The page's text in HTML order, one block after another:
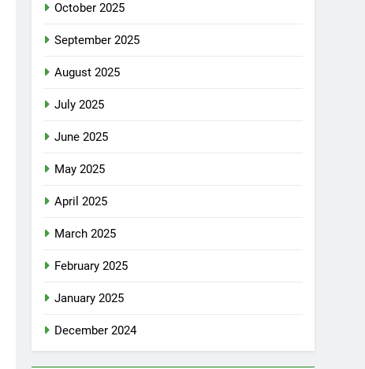
October 2025
September 2025
August 2025
July 2025
June 2025
May 2025
April 2025
March 2025
February 2025
January 2025
December 2024